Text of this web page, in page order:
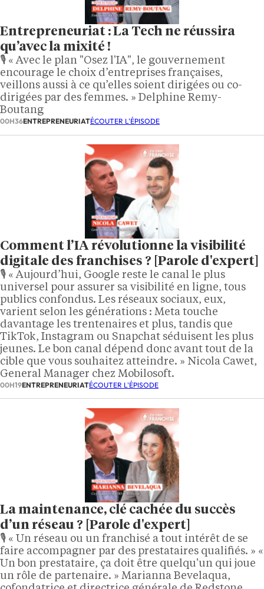
Entrepreneuriat : La Tech ne réussira
qu’avec la mixité !
🎙️ « Avec le plan "Osez l'IA", le gouvernement
encourage le choix d’entreprises françaises,
veillons aussi à ce qu’elles soient dirigées ou co-
dirigées par des femmes. » Delphine Remy-
Boutang
00H36ENTREPRENEURIATÉCOUTER L'ÉPISODE
Comment l’IA révolutionne la visibilité
digitale des franchises ? [Parole d'expert]
🎙️ « Aujourd’hui, Google reste le canal le plus
universel pour assurer sa visibilité en ligne, tous
publics confondus. Les réseaux sociaux, eux,
varient selon les générations : Meta touche
davantage les trentenaires et plus, tandis que
TikTok, Instagram ou Snapchat séduisent les plus
jeunes. Le bon canal dépend donc avant tout de la
cible que vous souhaitez atteindre. » Nicola Cawet,
General Manager chez Mobilosoft.
00H19ENTREPRENEURIATÉCOUTER L'ÉPISODE
La maintenance, clé cachée du succès
d’un réseau ? [Parole d'expert]
🎙️ « Un réseau ou un franchisé a tout intérêt de se
faire accompagner par des prestataires qualifiés. » «
Un bon prestataire, ça doit être quelqu'un qui joue
un rôle de partenaire. » Marianna Bevelaqua,